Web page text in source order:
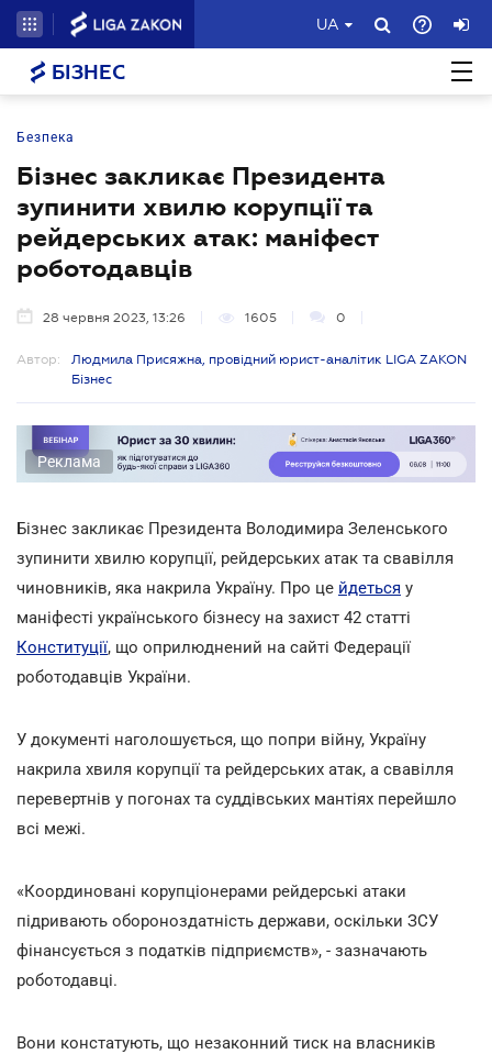
UA
БІЗНЕС
Безпека
Бізнес закликає Президента
зупинити хвилю корупції та
рейдерських атак: маніфест
роботодавців
28 червня 2023, 13:26 1605 0
Автор:
Людмила Присяжна, провідний юрист-аналітик LIGA ZAKON
Бізнес
Реклама
Бізнес закликає Президента Володимира Зеленського
зупинити хвилю корупції, рейдерських атак та свавілля
чиновників, яка накрила Україну. Про це йдеться у
маніфесті українського бізнесу на захист 42 статті
Конституції, що оприлюднений на сайті Федерації
роботодавців України.
У документі наголошується, що попри війну, Україну
накрила хвиля корупції та рейдерських атак, а свавілля
перевертнів у погонах та суддівських мантіях перейшло
всі межі.
«Координовані корупціонерами рейдерські атаки
підривають обороноздатність держави, оскільки ЗСУ
фінансується з податків підприємств», - зазначають
роботодавці.
Вони констатують, що незаконний тиск на власників